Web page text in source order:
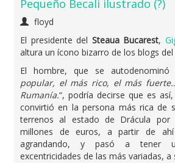
Pequeño Becali ilustrado (?)
floyd
El presidente del Steaua Bucarest,
altura un ícono bizarro de los blogs
El hombre, que se
popular, el más rico, el más
Rumanía.“, podría decirse que es
convirtió en la persona más rica de
terrenos al estado de Drácula por
millones de euros, a partir de
agrandando, y pasó a tener
excentricidades de las más variadas, a